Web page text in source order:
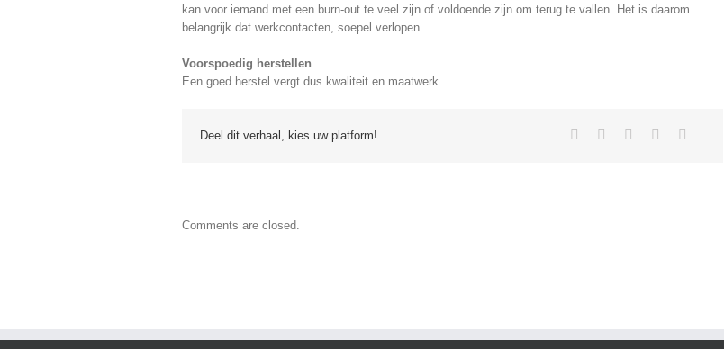
kan voor iemand met een burn-out te veel zijn of voldoende zijn om terug te vallen. Het is daarom
belangrijk dat werkcontacten, soepel verlopen.
Voorspoedig herstellen
Een goed herstel vergt dus kwaliteit en maatwerk.
Deel dit verhaal, kies uw platform!
Comments are closed.